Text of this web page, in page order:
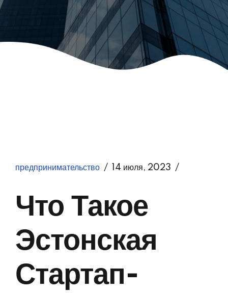
предпринимательство 14 июля, 2023
Что Такое
Эстонская
Стартап-